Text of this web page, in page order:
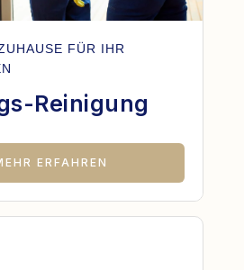
FÜR IHR
Reinigung
ERFAHREN